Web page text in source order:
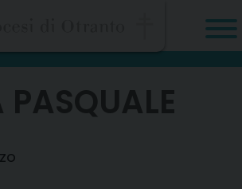
PASQUALE